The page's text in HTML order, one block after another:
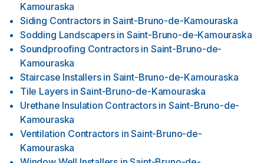
Kamouraska
Siding Contractors in Saint-Bruno-de-Kamouraska
Sodding Landscapers in Saint-Bruno-de-Kamouraska
Soundproofing Contractors in Saint-Bruno-de-
Kamouraska
Staircase Installers in Saint-Bruno-de-Kamouraska
Tile Layers in Saint-Bruno-de-Kamouraska
Urethane Insulation Contractors in Saint-Bruno-de-
Kamouraska
Ventilation Contractors in Saint-Bruno-de-
Kamouraska